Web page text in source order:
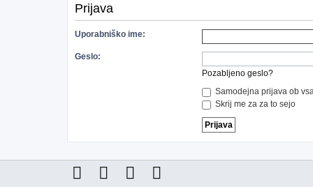
Prijava
Uporabniško ime:
Geslo:
Pozabljeno geslo?
Samodejna prijava ob
Skrij me za za to sejo